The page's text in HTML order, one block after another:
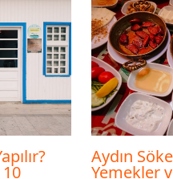
Aydın
Yemekler